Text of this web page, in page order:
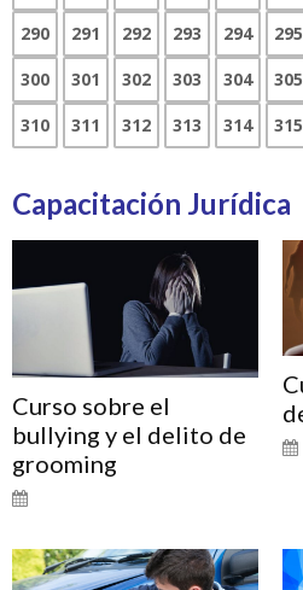
290
291 292 293 294 295
300
301 302 303 304 305
310
311 312 313 314 315
Capacitación Jurídica
Curso sobre el
bullying y el delito de
grooming